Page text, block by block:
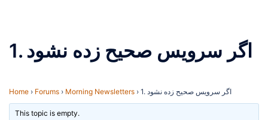
1. اگر سرویس صحیح زده نشود
Home › Forums › Morning Newsletters › 1. اگر سرویس صحیح زده نشود
This topic is empty.